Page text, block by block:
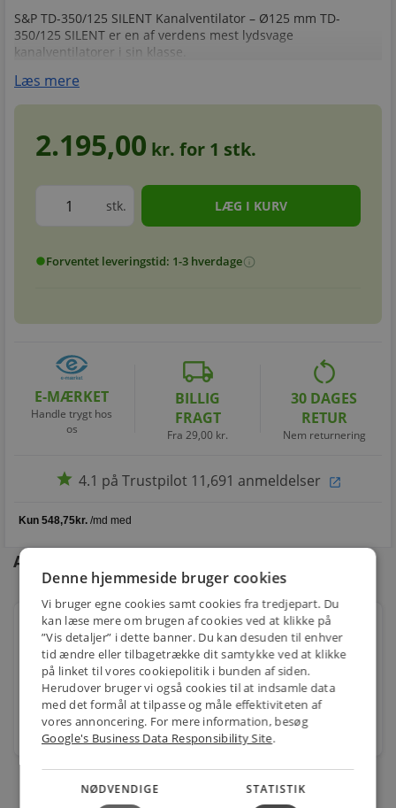
S&P TD-350/125 SILENT Kanalventilator – Ø125 mm TD-
350/125 SILENT er en af verdens mest lydsvage
kanalventilatorer i sin klasse.
Læs mere
2.195,00 kr. for 1 stk.
stk.
circleForventet leveringstid: 1-3 hverdageinfo
E-MÆRKET
Handle trygt hos
os
local_shipping
BILLIG
FRAGT
Fra 29,00 kr.
restart_alt
30 DAGES
RETUR
Nem returnering
star 4.1 på Trustpilot 11,691 anmeldelser open_in_new
Andre kunder købte også
S&P Silent 100 CZ Hvid, Ventilator Standard,
158x158mm ø99mm
Varenr.: 9978100306
619,00 kr.
stk.
Denne hjemmeside bruger cookies
Vi bruger egne cookies samt cookies fra tredjepart. Du
kan læse mere om brugen af cookies ved at klikke på
”Vis detaljer” i dette banner. Du kan desuden til enhver
tid ændre eller tilbagetrække dit samtykke ved at klikke
på linket til vores cookiepolitik i bunden af siden.
Herudover bruger vi også cookies til at indsamle data
med det formål at tilpasse og måle effektiviteten af
vores annoncering. For mere information, besøg
Google's Business Data Responsibility Site.
NØDVENDIGE STATISTIK